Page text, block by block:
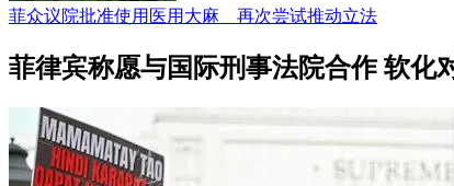
菲众议院批准使用医用大麻 再次尝试推动立法
菲律宾称愿与国际刑事法院合作 软化